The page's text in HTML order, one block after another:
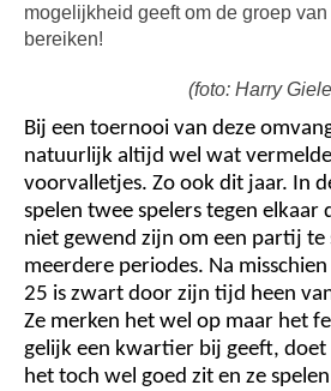
mogelijkheid geeft om de groep
bereiken!
(foto: Harry
Bij een toernooi van deze
natuurlijk altijd wel wat
voorvalletjes. Zo ook dit jaar. In
spelen twee spelers tegen elkaar
niet gewend zijn om een partij te
meerdere periodes. Na
25 is zwart door zijn tijd heen
Ze merken het wel op maar het
gelijk een kwartier bij geeft,
het toch wel goed zit en ze